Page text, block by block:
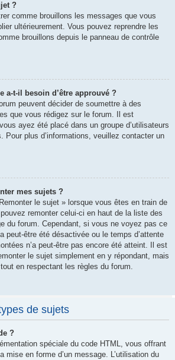
?
comme brouillons les messages que vous
ultérieurement. Vous pouvez reprendre les
brouillons depuis le panneau de contrôle
a-t-il besoin d’être approuvé ?
peuvent décider de soumettre à des
que vous rédigez sur le forum. Il est
ayez été placé dans un groupe d’utilisateurs
Pour plus d’informations, veuillez contacter un
mes sujets ?
le sujet » lorsque vous êtes en train de
remonter celui-ci en haut de la liste des
du forum. Cependant, si vous ne voyez pas ce
peut-être été désactivée ou le temps d’attente
n’a peut-être pas encore été atteint. Il est
le sujet simplement en y répondant, mais
en respectant les règles du forum.
de sujets
?
spéciale du code HTML, vous offrant
mise en forme d’un message. L’utilisation du